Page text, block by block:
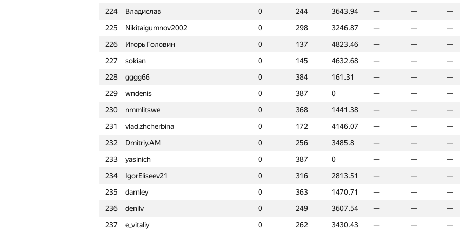
224
Владислав 0 244 3643.94 — — —
225
Nikitaigumnov2002 0 298 3246.87 — — —
226
Игорь Головин 0 137 4823.46 — — —
227
sokian 0 145 4632.68 — — —
228
gggg66 0 384 161.31 — — —
229
wndenis 0 387 0 — — —
230
nmmlitswe 0 368 1441.38 — — —
231
vlad.zhcherbina 0 172 4146.07 — — —
232
Dmitriy.AM 0 256 3485.8 — — —
233
yasinich 0 387 0 — — —
234
IgorEliseev21 0 316 2813.51 — — —
235
darnley 0 363 1470.71 — — —
236
denilv 0 249 3607.54 — — —
237
e_vitaliy 0 262 3430.43 — — —
201 ariacas 0 35 8553.08 — — —
202
konst-dav 0 387 0 — — —
203
Валера Камеко 0 219 3760.9 — — —
204
Антон Ермилов 0 47 8348.21 — — —
205
Unkoll 0 128 5039.53 — — —
206
Nikola021296 0 254 3514.17 — — —
207
f1x3d 0 283 3310.1 — — —
208
dirtymew 0 264 3399.66 — — —
209
Dmytro Soboliev 0 297 3259.96 — — —
210
nikita.leventiev 0 387 0 — — —
211
mporuchikov 0 210 3793.27 — — —
212
Mephistophel.6 0 344 1556.11 — — —
213
将人 山川 0 163 4255.27 — — —
214
Влад Гаврилов 0 387 0 — — —